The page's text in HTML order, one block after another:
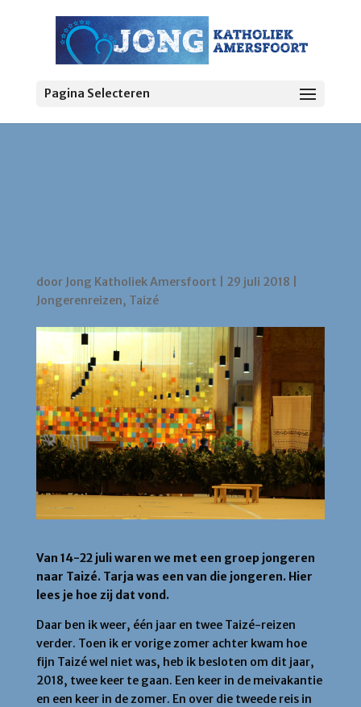
Pagina Selecteren
door Jong Katholiek Amersfoort 29 juli 2018
Jongerenreizen, Taizé
Van 14-22 juli waren we met een groep jongeren
naar Taizé. Tarja was een van die jongeren. Hier
lees je hoe zij dat vond.
Daar ben ik weer, één jaar en twee Taizé-reizen
verder. Toen ik er vorige zomer achter kwam hoe
fijn Taizé wel niet was, heb ik besloten om dit jaar,
2018, twee keer te gaan. Een keer in de meivakantie
en een keer in de zomer. En over die tweede reis in